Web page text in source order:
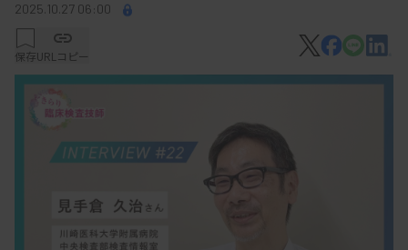
2025.10.27 06:00
保存URLコピー